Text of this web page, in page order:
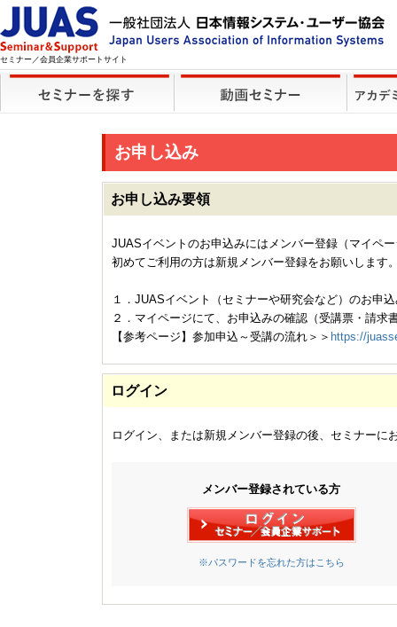
セミナー／会員企業サポートサイト
お申し込み
お申し込み要領
JUASイベントのお申込みにはメンバー登録（マイペ
初めてご利用の方は新規メンバー登録をお願いします
１．JUASイベント（セミナーや研究会など）のお申
２．マイページにて、お申込みの確認（受講票・請求
【参考ページ】参加申込～受講の流れ＞＞ https://
ログイン
ログイン、または新規メンバー登録の後、セミナーに
メンバー登録されている方
※パスワードを忘れた方はこちら